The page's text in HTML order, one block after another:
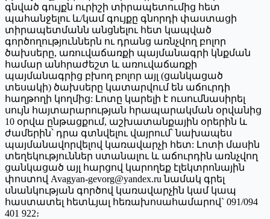
գնված գույքն ուրիշի տիրապետումից հետ
պահանջելու և/կամ գույքը գնորդի փաստացի
տիրապետմանն անցնելու հետ կապված
գործողություններն ու դրանց առնչվող բոլոր
ծախսերը, առուվաճառքի պայմանագրի կնքման
համար անհրաժեշտ և առուվաճառքի
պայմանագրից բխող բոլոր այլ (ցանկացած
տեսակի) ծախսերը կատարվում են աճուրդի
հաղթողի կողմից: Լոտը կարելի է ուսումնասիրել
սույն հայտարարության հրապարակման օրվանից
10 օրվա ընթացքում, աշխատանքային օրերին և
ժամերին՝ դրա գտնվելու վայրում՝ նախապես
պայմանավորվելով կառավարչի հետ: Լոտի մասին
տեղեկություններ ստանալու և աճուրդին առնչվող
ցանկացած այլ հարցով կարողեք էլեկտրոնային
փոստով Avagyan-gevorg@yandex.ru նամակ գրել
սնանկության գործով կառավարչին կամ կապ
հաստատել հետևյալ հեռախոսահամարով` 091/094
401 922։